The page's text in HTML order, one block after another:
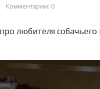
Комментарии: 0
про любителя